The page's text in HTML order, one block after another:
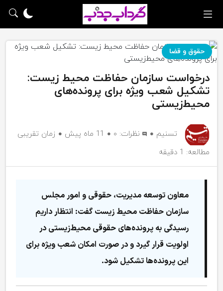
حقوق و قضا
درخواست سازمان حفاظت محیط زیست:
تشکیل شعب ویژه برای پرونده‌های
محیط‌زیستی
تسنیم نظرات: ۰ 11 ماه پیش
زمان تقریبی
مطالعه: 1 دقیقه
معاون توسعه مدیریت، حقوقی و امور مجلس
سازمان حفاظت محیط زیست گفت: انتظار داریم
رسیدگی به پرونده‌های حقوقی محیط‌زیستی در
اولویت قرار گیرد و در صورت امکان شعب ویژه برای
این پرونده‌ها تشکیل شود.